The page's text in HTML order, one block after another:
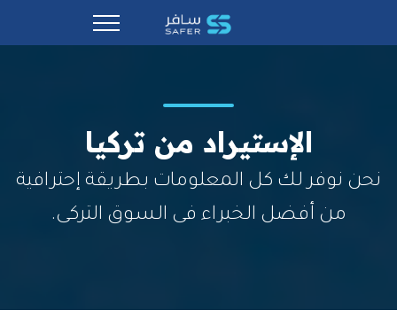
الإستيراد من تركيا
نحن نوفر لك كل المعلومات بطريقة إحترافية
من أفضل الخبراء فى السوق التركى.